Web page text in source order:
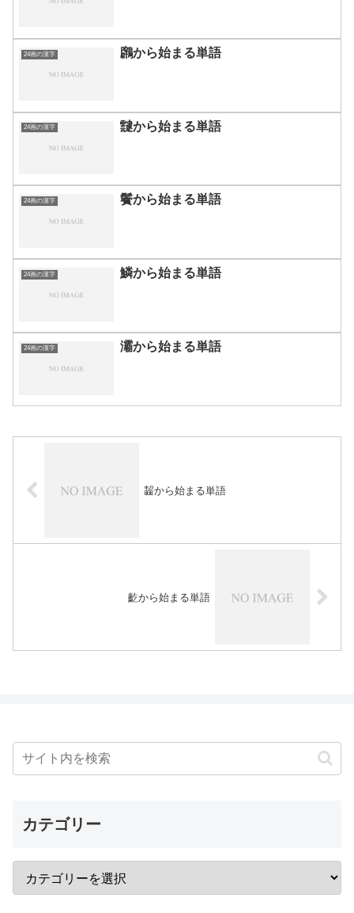
24画の漢字 鸊から始まる単語
24画の漢字 靆から始まる単語
24画の漢字 鬢から始まる単語
24画の漢字 鱗から始まる単語
24画の漢字 灞から始まる単語
齧から始まる単語
齕から始まる単語
カテゴリー